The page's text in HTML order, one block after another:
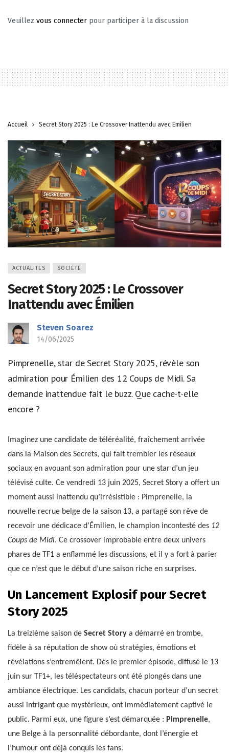
Veuillez vous connecter pour participer à la discussion
Accueil Secret Story 2025 : Le Crossover Inattendu avec Émilien
ACTUALITÉS SOCIÉTÉ
Secret Story 2025 : Le Crossover
Inattendu avec Émilien
Steven Soarez
14/06/2025
Pimprenelle, star de Secret Story 2025, révèle son
admiration pour Émilien des 12 Coups de Midi. Sa
demande inattendue fait le buzz. Que cache-t-elle
encore ?
Imaginez une candidate de téléréalité, fraîchement arrivée
dans la Maison des Secrets, qui fait trembler les réseaux
sociaux en avouant son admiration pour une star d’un jeu
télévisé culte. Ce vendredi 13 juin 2025, Secret Story a offert un
moment aussi inattendu qu’irrésistible : Pimprenelle, la
nouvelle recrue belge de la saison 13, a partagé son rêve de
recevoir une dédicace d’Émilien, le champion incontesté des 12
Coups de Midi. Ce crossover improbable entre deux univers
phares de TF1 a enflammé les discussions, et il y a fort à parier
que ce n’est que le début d’une saison riche en surprises.
Un Lancement Explosif pour Secret
Story 2025
La treizième saison de Secret Story a démarré en trombe,
fidèle à sa réputation de show où stratégies, émotions et
révélations s’entremêlent. Dès le premier épisode, diffusé le 13
juin sur TF1+, les téléspectateurs ont été plongés dans une
ambiance électrique. Les candidats, chacun porteur d’un secret
aussi intrigant que mystérieux, ont immédiatement captivé le
public. Parmi eux, une figure s’est démarquée : Pimprenelle,
une Belge à la personnalité débordante, dont l’énergie et
l’humour ont déjà conquis les fans.